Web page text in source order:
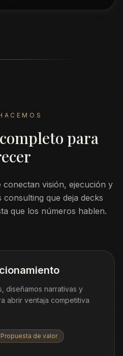
para
conectan visión, ejecución y
que deja decks
que los números hablen.
diseñamos narrativas y
abrir ventaja competitiva
Propuesta de valor